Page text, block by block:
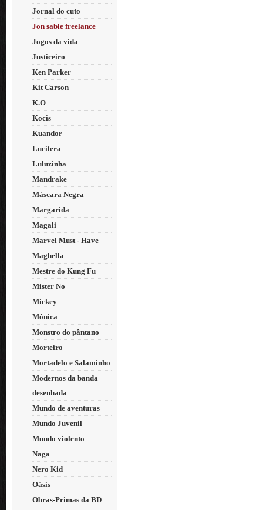
Jornal do cuto
Jon sable freelance
Jogos da vida
Justiceiro
Ken Parker
Kit Carson
K.O
Kocis
Kuandor
Lucifera
Luluzinha
Mandrake
Máscara Negra
Margarida
Magali
Marvel Must - Have
Maghella
Mestre do Kung Fu
Mister No
Mickey
Mônica
Monstro do pântano
Morteiro
Mortadelo e Salaminho
Modernos da banda
desenhada
Mundo de aventuras
Mundo Juvenil
Mundo violento
Naga
Nero Kid
Oásis
Obras-Primas da BD